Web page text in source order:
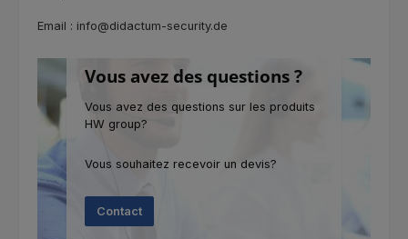
Email : info@didactum-security.de
Vous avez des questions ?
Vous avez des questions sur les produits
HW group?
Vous souhaitez recevoir un devis?
Contact